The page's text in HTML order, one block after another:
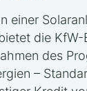
einer
die KfW-
des
–